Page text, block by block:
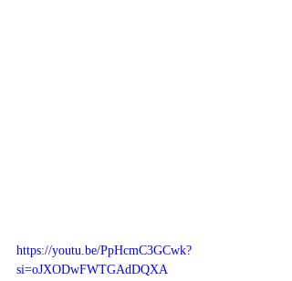
https://youtu.be/PpHcmC3GCwk?
si=oJXODwFWTGAdDQXA